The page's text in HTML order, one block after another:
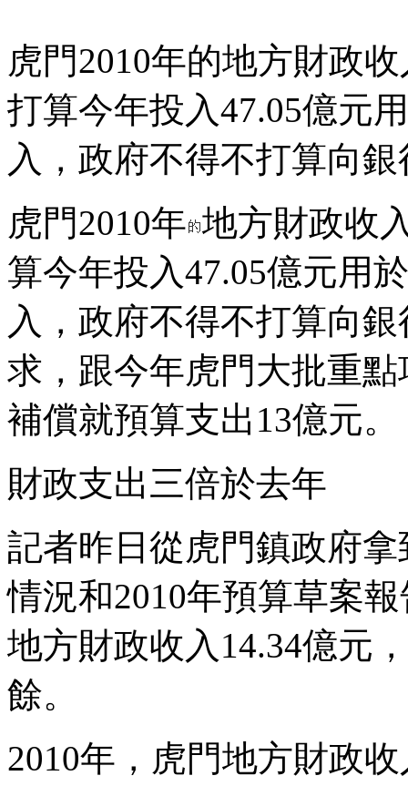
虎門2010年的地方財政
打算今年投入47.05億元
入，政府不得不打算向
虎門2010年 地方財政收
算今年投入47.05億元用
入，政府不得不打算向
求，跟今年虎門大批重
補償就預算支出13億元。
財政支出三倍於去年
記者昨日從虎門鎮政府
情況和2010年預算草案
地方財政收入14.34億元
餘。
2010年，虎門地方財政